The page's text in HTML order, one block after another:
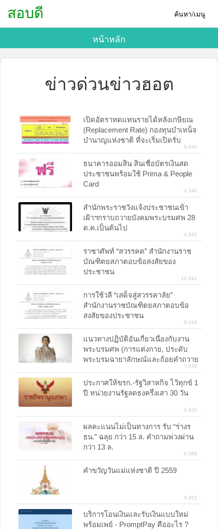
ค้นหา/เมนู
สอบดี
หน้าหลัก
ข่าวด่วนข่าวฮอต
เปิดอัตราทดแทนรายได้หลังเกษียณ
(Replacement Rate) กองทุนบำเหน็จ
บำนาญแห่งชาติ ที่จะเริ่มเปิดรับ
8,836
ธนาคารออมสิน สินเชื่อบัตรเงินสด
ประชาชนพร้อมใช้ Prima & People
Card
9,340
สำนักพระราชวังแจ้งประชาชนเข้า
เฝ้าฯกราบถวายบังคมพระบรมศพ 28
ต.ค.เป็นต้นไป
4,535
ราชาศัพท์ “สวรรคต” สำนักงานราช
บัณฑิตยสภาตอบข้อสงสัยของ
ประชาชน
12,691
การใช้วลี “เสด็จสู่สวรรคาลัย”
สำนักงานราชบัณฑิตยสภาตอบข้อ
สงสัยของประชาชน
9,168
แนวทางปฏิบัติอันเกี่ยวเนื่องกับงาน
พระบรมศพ (การแต่งกาย, ประดับ
พระบรมฉายาลักษณ์และถ้อยคำถวาย
7,048
ประกาศให้ขรก.-รัฐวิสาหกิจ ไว้ทุกข์ 1
ปี หน่วยงานรัฐลดธงครึ่งเสา 30 วัน
4,850
ผลคะแนนไม่เป็นทางการ รับ “ร่างร
ธน.” ฉลุย กว่า 15 ล. คำถามพ่วงผ่าน
กว่า 13 ล.
8,588
คำขวัญวันแม่แห่งชาติ ปี 2559
9,352
บริการโอนเงินและรับเงินแบบใหม่
พร้อมเพย์ - PromptPay คืออะไร ?